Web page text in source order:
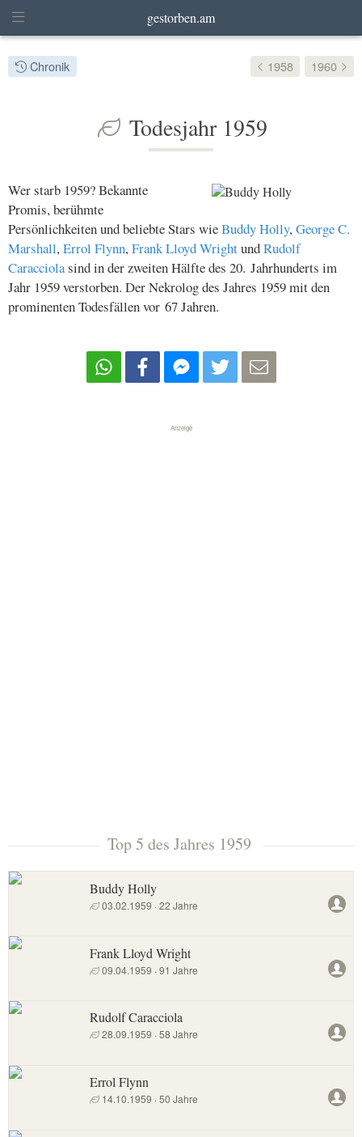
gestorben.am
Chronik 1958 1960
Todesjahr 1959
Wer starb 1959? Bekannte
Promis, berühmte
Persönlichkeiten und beliebte Stars wieBuddy Holly,George C.
Marshall,Errol Flynn,Frank Lloyd WrightundRudolf
Caracciolasind in der zweiten Hälfte des 20. Jahrhunderts im
Jahr 1959 verstorben. Der Nekrolog des Jahres 1959 mit den
prominenten Todesfällen vor 67 Jahren.
Top 5 des Jahres 1959
Buddy Holly
03.02.1959 · 22 Jahre
Frank Lloyd Wright
09.04.1959 · 91 Jahre
Rudolf Caracciola
28.09.1959 · 58 Jahre
Errol Flynn
14.10.1959 · 50 Jahre